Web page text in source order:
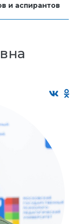
и аспирантов